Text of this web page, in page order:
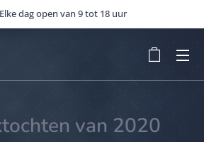
dag open van 9 tot 18 uur
van 2020